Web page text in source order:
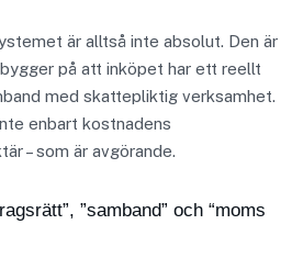
är alltså inte absolut. Den är
på att inköpet har ett reellt
med skattepliktig verksamhet.
enbart kostnadens
– som är avgörande.
”samband” och “moms